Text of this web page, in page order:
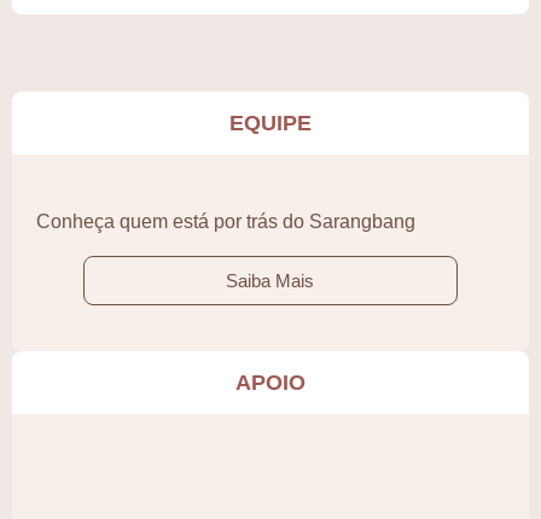
EQUIPE
Conheça quem está por trás do Sarangbang
Saiba Mais
APOIO